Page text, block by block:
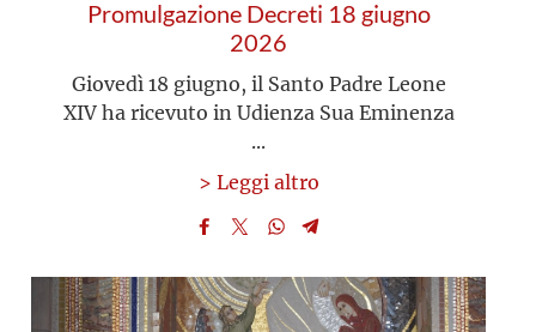
Promulgazione Decreti 18 giugno
2026
Giovedì 18 giugno, il Santo Padre Leone
XIV ha ricevuto in Udienza Sua Eminenza
...
> Leggi altro